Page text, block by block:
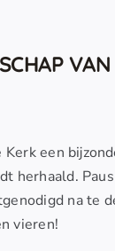
een
herhaald.
na te
vieren!